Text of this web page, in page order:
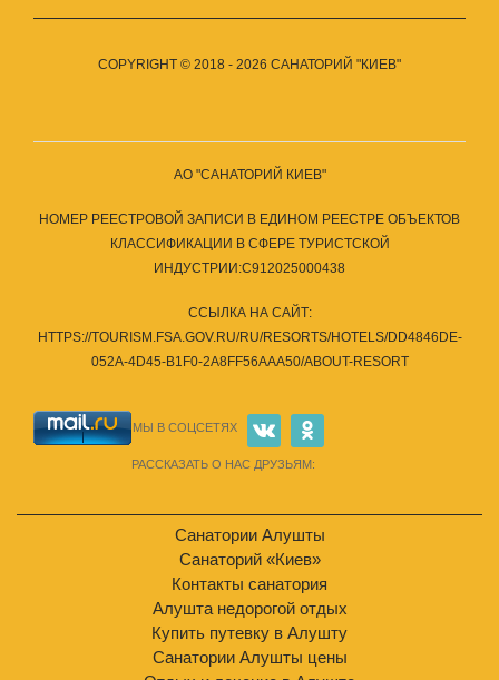
COPYRIGHT © 2018 - 2026 САНАТОРИЙ "КИЕВ"
АО "САНАТОРИЙ КИЕВ"
НОМЕР РЕЕСТРОВОЙ ЗАПИСИ В ЕДИНОМ РЕЕСТРЕ ОБЪЕКТОВ
КЛАССИФИКАЦИИ В СФЕРЕ ТУРИСТСКОЙ
ИНДУСТРИИ:С912025000438
ССЫЛКА НА САЙТ:
HTTPS://TOURISM.FSA.GOV.RU/RU/RESORTS/HOTELS/DD4846DE-
052A-4D45-B1F0-2A8FF56AAA50/ABOUT-RESORT
МЫ В СОЦСЕТЯХ
РАССКАЗАТЬ О НАС ДРУЗЬЯМ:
Санатории Алушты
Санаторий «Киев»
Контакты санатория
Алушта недорогой отдых
Купить путевку в Алушту
Санатории Алушты цены